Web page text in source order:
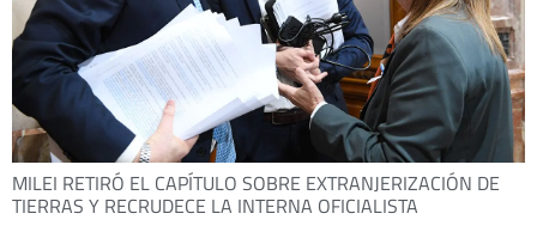
MILEI RETIRÓ EL CAPÍTULO SOBRE EXTRANJERIZACIÓN DE
TIERRAS Y RECRUDECE LA INTERNA OFICIALISTA